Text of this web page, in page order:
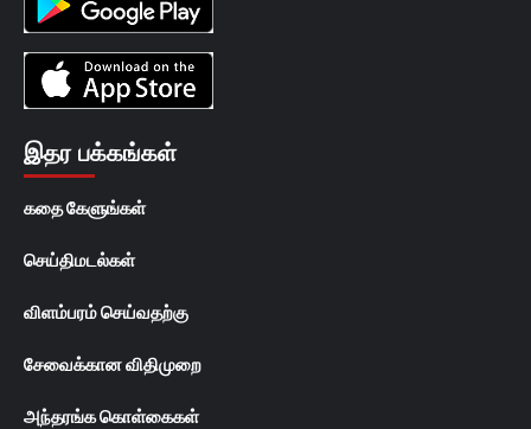
இதர பக்கங்கள்
கதை கேளுங்கள்
செய்திமடல்கள்
விளம்பரம் செய்வதற்கு
சேவைக்கான விதிமுறை
அந்தரங்க கொள்கைகள்